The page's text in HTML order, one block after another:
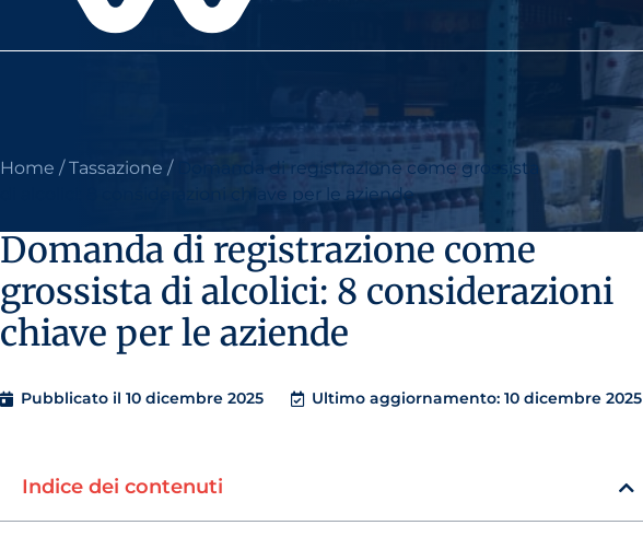
Home /Tassazione /
Domanda di registrazione come grossista
di alcolici: 8 considerazioni chiave per le aziende
Domanda di registrazione come
grossista di alcolici: 8 considerazioni
chiave per le aziende
Pubblicato il 10 dicembre 2025 Ultimo aggiornamento: 10 dicembre 2025
Indice dei contenuti